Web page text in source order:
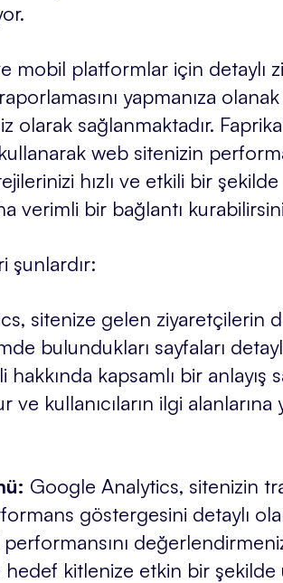
mobil platformlar için detaylı
yapmanıza
sağlanmaktadır.
web sitenizin
hızlı ve etkili bir
verimli bir bağlantı
şunlardır:
sitenize gelen ziyaretçilerin
bulundukları sayfaları
hakkında kapsamlı bir anlayış
ve kullanıcıların ilgi
Google Analytics, sitenizin
göstergesini detaylı
kitlenize etkin bir şekilde